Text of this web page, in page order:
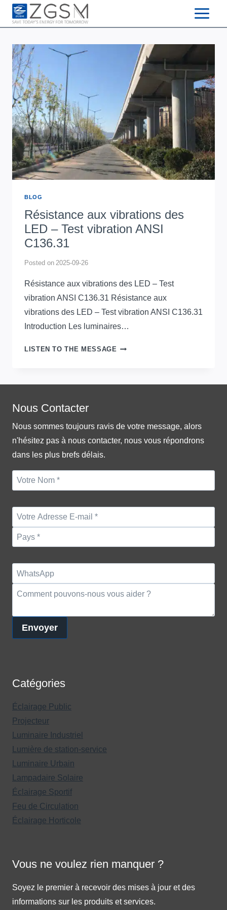
Skip
BLOG
Résistance aux vibrations des
LED – Test vibration ANSI
C136.31
Posted on 2025-09-26
Résistance aux vibrations des LED – Test
vibration ANSI C136.31 Résistance aux
vibrations des LED – Test vibration ANSI C136.31
Introduction Les luminaires…
LISTEN TO THE MESSAGE RÉSISTANCE
VIBRATION
ANSI
Nous Contacter
Nous sommes toujours ravis de votre message, alors
n'hésitez pas à nous contacter, nous vous répondrons
dans les plus brefs délais.
Envoyer
Catégories
Éclairage Public
Projecteur
Luminaire Industriel
Lumière de station-service
Luminaire Urbain
Lampadaire Solaire
Éclairage Sportif
Feu de Circulation
Éclairage Horticole
Vous ne voulez rien manquer ?
Soyez le premier à recevoir des mises à jour et des
informations sur les produits et services.